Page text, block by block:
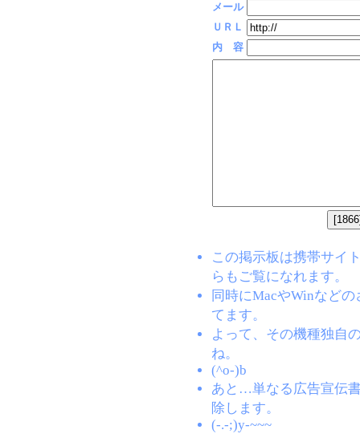
メール
ＵＲＬ
内 容
この掲示板は携帯サイ
らもご覧になれます。
同時にMacやWinなど
てます。
よって、その機種独自
ね。
(^o-)b
あと…単なる広告宣伝
除します。
(-.-;)y-~~~